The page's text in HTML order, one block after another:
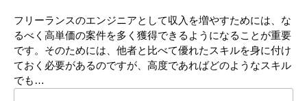
フリーランスのエンジニアとして収入を増やすためには、な
るべく高単価の案件を多く獲得できるようになることが重要
です。そのためには、他者と比べて優れたスキルを身に付け
ておく必要があるのですが、高度であればどのようなスキル
でも…